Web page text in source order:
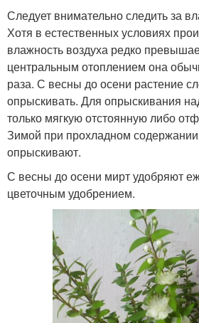
Следует внимательно следить за
Хотя в естественных условиях
влажность воздуха редко
центральным отоплением она
раза. С весны до осени растение
опрыскивать. Для опрыскивания
только мягкую отстоянную либо
Зимой при прохладном
опрыскивают.
С весны до осени мирт удобряют
цветочным удобрением.